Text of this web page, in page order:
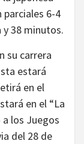
parciales 6-4
y 38 minutos.
su carrera
estará
en el
en el “La
los Juegos
del 28 de